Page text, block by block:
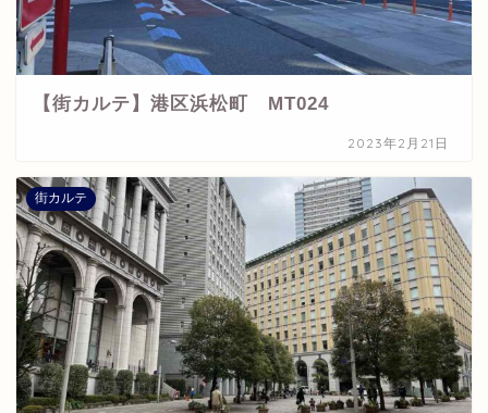
【街カルテ】港区浜松町 MT024
2023年2月21日
街カルテ